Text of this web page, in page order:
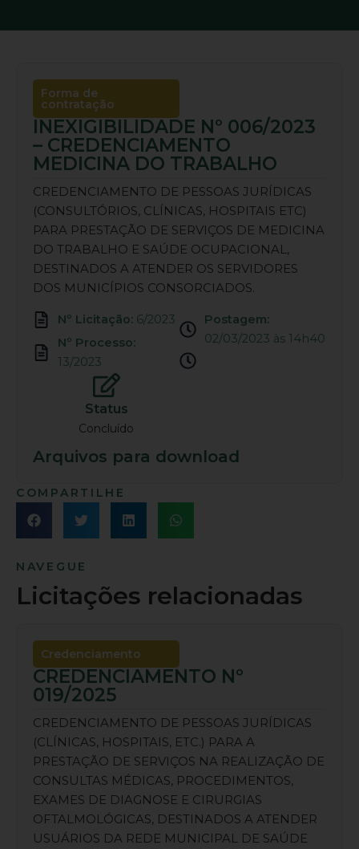
Forma de
contratação
INEXIGIBILIDADE Nº 006/2023
– CREDENCIAMENTO
MEDICINA DO TRABALHO
CREDENCIAMENTO DE PESSOAS JURÍDICAS
(CONSULTÓRIOS, CLÍNICAS, HOSPITAIS ETC)
PARA PRESTAÇÃO DE SERVIÇOS DE MEDICINA
DO TRABALHO E SAÚDE OCUPACIONAL,
DESTINADOS A ATENDER OS SERVIDORES
DOS MUNICÍPIOS CONSORCIADOS.
Nº Licitação: 6/2023
Nº Processo:
13/2023
Postagem:
02/03/2023 às 14h40
Status
Concluído
Arquivos para download
COMPARTILHE
NAVEGUE
Licitações relacionadas
Credenciamento
CREDENCIAMENTO Nº
019/2025
CREDENCIAMENTO DE PESSOAS JURÍDICAS
(CLÍNICAS, HOSPITAIS, ETC.) PARA A
PRESTAÇÃO DE SERVIÇOS NA REALIZAÇÃO DE
CONSULTAS MÉDICAS, PROCEDIMENTOS,
EXAMES DE DIAGNOSE E CIRURGIAS
OFTALMOLÓGICAS, DESTINADOS A ATENDER
USUÁRIOS DA REDE MUNICIPAL DE SAÚDE